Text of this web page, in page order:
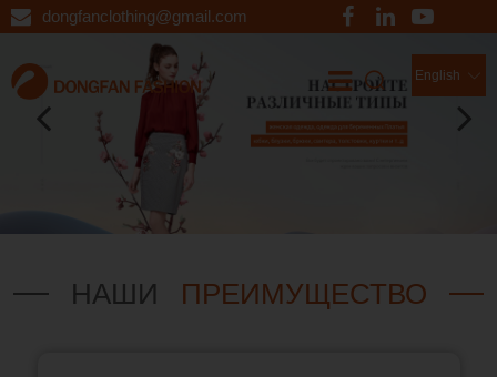
dongfanclothing@gmail.com
English
НАШИ ПРЕИМУЩЕСТВО